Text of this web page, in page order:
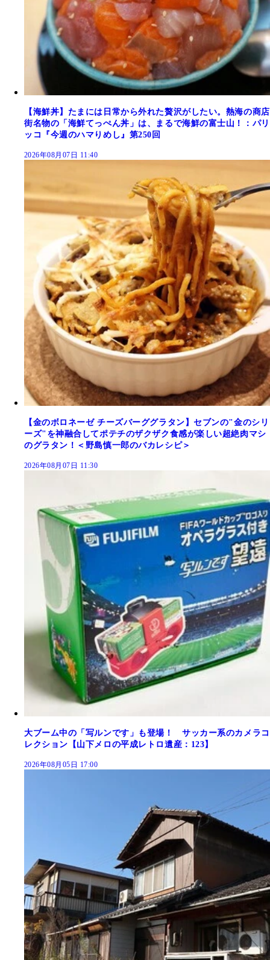
【海鮮丼】たまには日常から外れた贅沢がしたい。熱海の商店
街名物の「海鮮てっぺん丼」は、まるで海鮮の富士山！：パリ
ッコ『今週のハマりめし』第250回
2026年08月07日 11:40
【金のボロネーゼ チーズバーググラタン】セブンの"金のシリ
ーズ"を神融合してポテチのザクザク食感が楽しい超絶肉マシ
のグラタン！＜野島慎一郎のバカレシピ＞
2026年08月07日 11:30
大ブーム中の「写ルンです」も登場！ サッカー系のカメラコ
レクション【山下メロの平成レトロ遺産：123】
2026年08月05日 17:00